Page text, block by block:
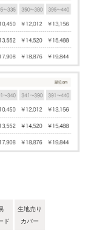
ド
生地売り
カバー